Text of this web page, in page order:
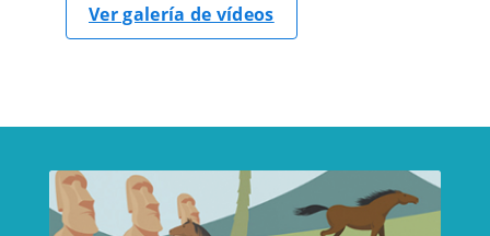
Ver galería de vídeos